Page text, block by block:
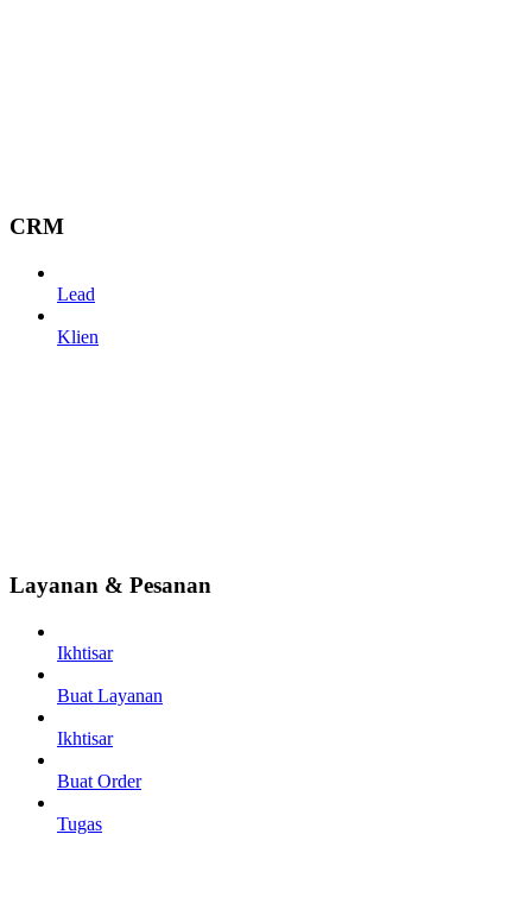
CRM
Lead
Klien
Layanan & Pesanan
Ikhtisar
Buat Layanan
Ikhtisar
Buat Order
Tugas